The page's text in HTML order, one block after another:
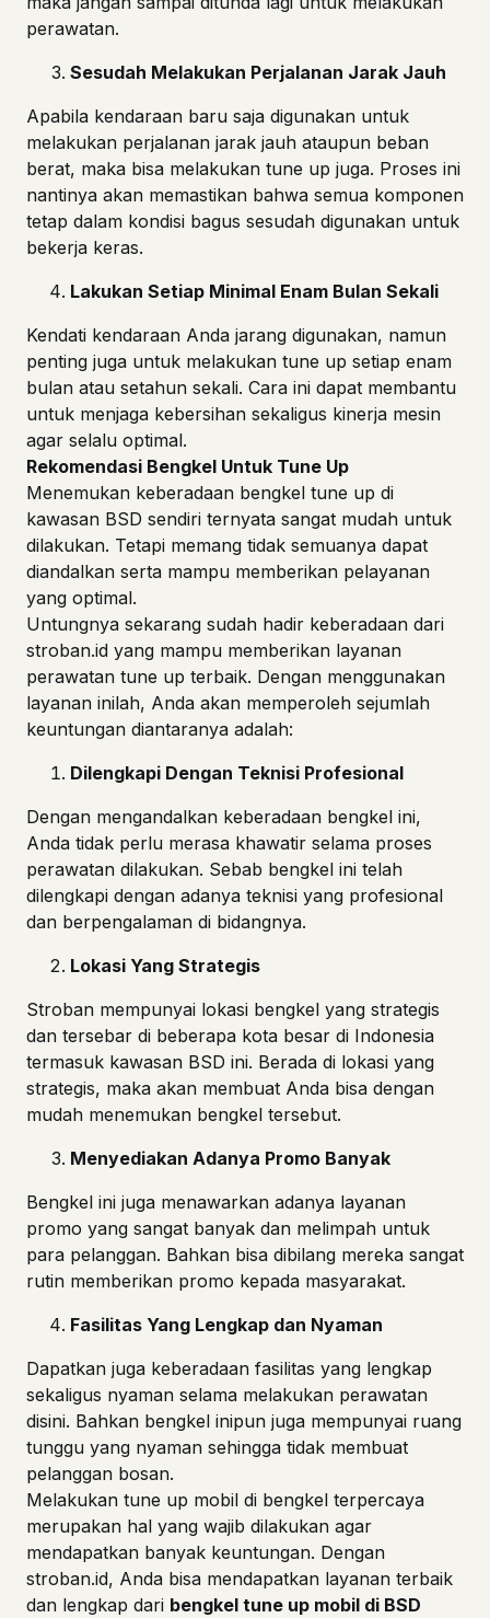
perawatan.
Sesudah Melakukan Perjalanan Jarak Jauh
Apabila kendaraan baru saja digunakan untuk
melakukan perjalanan jarak jauh ataupun beban
berat, maka bisa melakukan tune up juga. Proses ini
nantinya akan memastikan bahwa semua komponen
tetap dalam kondisi bagus sesudah digunakan untuk
bekerja keras.
Lakukan Setiap Minimal Enam Bulan Sekali
Kendati kendaraan Anda jarang digunakan, namun
penting juga untuk melakukan tune up setiap enam
bulan atau setahun sekali. Cara ini dapat membantu
untuk menjaga kebersihan sekaligus kinerja mesin
agar selalu optimal.
Rekomendasi Bengkel Untuk Tune Up
Menemukan keberadaan bengkel tune up di
kawasan BSD sendiri ternyata sangat mudah untuk
dilakukan. Tetapi memang tidak semuanya dapat
diandalkan serta mampu memberikan pelayanan
yang optimal.
Untungnya sekarang sudah hadir keberadaan dari
stroban.id yang mampu memberikan layanan
perawatan tune up terbaik. Dengan menggunakan
layanan inilah, Anda akan memperoleh sejumlah
keuntungan diantaranya adalah:
Dilengkapi Dengan Teknisi Profesional
Dengan mengandalkan keberadaan bengkel ini,
Anda tidak perlu merasa khawatir selama proses
perawatan dilakukan. Sebab bengkel ini telah
dilengkapi dengan adanya teknisi yang profesional
dan berpengalaman di bidangnya.
Lokasi Yang Strategis
Stroban mempunyai lokasi bengkel yang strategis
dan tersebar di beberapa kota besar di Indonesia
termasuk kawasan BSD ini. Berada di lokasi yang
strategis, maka akan membuat Anda bisa dengan
mudah menemukan bengkel tersebut.
Menyediakan Adanya Promo Banyak
Bengkel ini juga menawarkan adanya layanan
promo yang sangat banyak dan melimpah untuk
para pelanggan. Bahkan bisa dibilang mereka sangat
rutin memberikan promo kepada masyarakat.
Fasilitas Yang Lengkap dan Nyaman
Dapatkan juga keberadaan fasilitas yang lengkap
sekaligus nyaman selama melakukan perawatan
disini. Bahkan bengkel inipun juga mempunyai ruang
tunggu yang nyaman sehingga tidak membuat
pelanggan bosan.
Melakukan tune up mobil di bengkel terpercaya
merupakan hal yang wajib dilakukan agar
mendapatkan banyak keuntungan. Dengan
stroban.id, Anda bisa mendapatkan layanan terbaik
dan lengkap dari bengkel tune up mobil di BSD